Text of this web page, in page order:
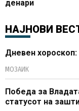
денари
НАЈНОВИ
Дневен хороскоп:
МОЗАИК
Победа за
статусот на